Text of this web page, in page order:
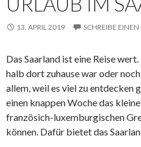
13. APRIL 2019 SCHREIBE
Das Saarland ist eine Reise
halb dort zuhause war oder
allem, weil es viel zu entdecken
einen knappen Woche das
französich-luxemburgischen
können. Dafür bietet das